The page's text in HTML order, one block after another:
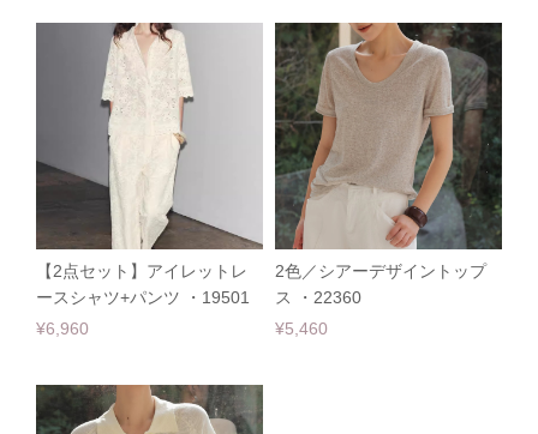
【2点セット】アイレットレ
ースシャツ+パンツ ・19501
¥6,960
2色／シアーデザイントップ
ス ・22360
¥5,460